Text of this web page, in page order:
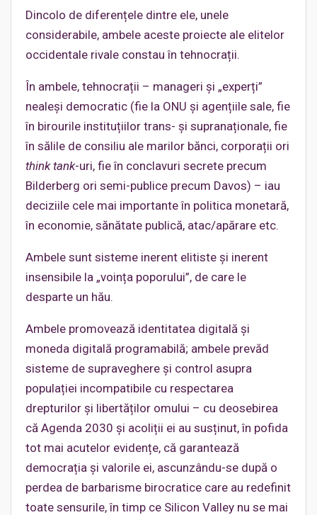
Dincolo de diferențele dintre ele, unele
considerabile, ambele aceste proiecte ale elitelor
occidentale rivale constau în tehnocrații.
În ambele, tehnocrații – manageri și „experți”
nealeși democratic (fie la ONU și agențiile sale, fie
în birourile instituțiilor trans- și supranaționale, fie
în sălile de consiliu ale marilor bănci, corporații ori
think tank-uri, fie în conclavuri secrete precum
Bilderberg ori semi-publice precum Davos) – iau
deciziile cele mai importante în politica monetară,
în economie, sănătate publică, atac/apărare etc.
Ambele sunt sisteme inerent elitiste și inerent
insensibile la „voința poporului”, de care le
desparte un hău.
Ambele promovează identitatea digitală și
moneda digitală programabilă; ambele prevăd
sisteme de supraveghere și control asupra
populației incompatibile cu respectarea
drepturilor și libertăților omului – cu deosebirea
că Agenda 2030 și acoliții ei au susținut, în pofida
tot mai acutelor evidențe, că garantează
democrația și valorile ei, ascunzându-se după o
perdea de barbarisme birocratice care au redefinit
toate sensurile, în timp ce Silicon Valley nu se mai